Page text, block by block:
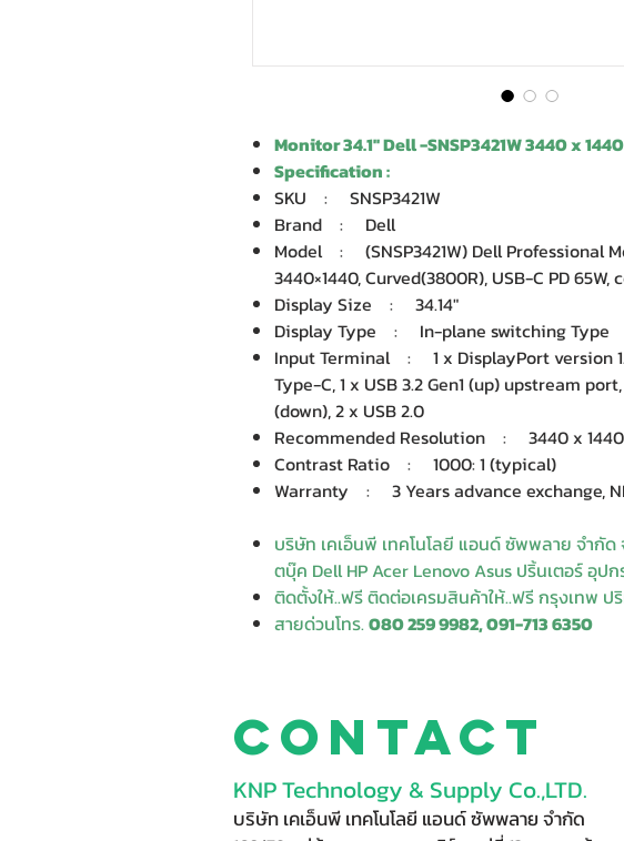
Monitor 34.1'' Dell -SNSP3421W 3440 x
Specification :
SKU : SNSP3421W
Brand : Dell
Model : (SNSP3421W) Dell Professional
3440×1440, Curved(3800R), USB-C PD
Display Size : 34.14″
Display Type : In-plane switching Type
Input Terminal : 1 x DisplayPort version
Type-C, 1 x USB 3.2 Gen1 (up) upstream port,
(down), 2 x USB 2.0
Recommended Resolution : 3440 x
Contrast Ratio : 1000: 1 (typical)
Warranty : 3 Years advance exchange,
บริษัท เคเอ็นพี เทคโนโลยี แอนด์ ซัพพลาย จำกัด
ตบุ๊ค Dell HP Acer Lenovo Asus ปริ้นเตอร์ อุ
ติดตั้งให้..ฟรี ติดต่อเครมสินค้าให้..ฟรี กรุงเทพ
สายด่วนโทร.080 259 9982, 091-713 6350
Contact
KNP Technology & Supply Co.,LTD.
บริษัท เคเอ็นพี เทคโนโลยี แอนด์ ซัพพลาย จำกัด